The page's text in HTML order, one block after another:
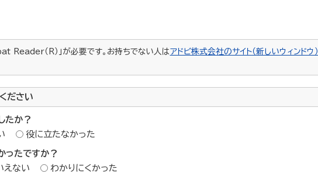
Reader（R）」が必要です。お持ちでない人はアドビ株式会社のサイト（新しいウィンドウ）
ださい
たか？
役に立たなかった
ったですか？
えない わかりにくかった